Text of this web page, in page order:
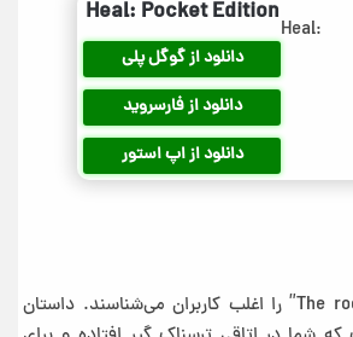
Heal: Pocket Edition
دانلود از گوگل پلی
دانلود از فارسروید
دانلود از اپ استور
مجموعه‌ بازی‌های “The room” را اغلب کاربران می‌شناسند. داستان